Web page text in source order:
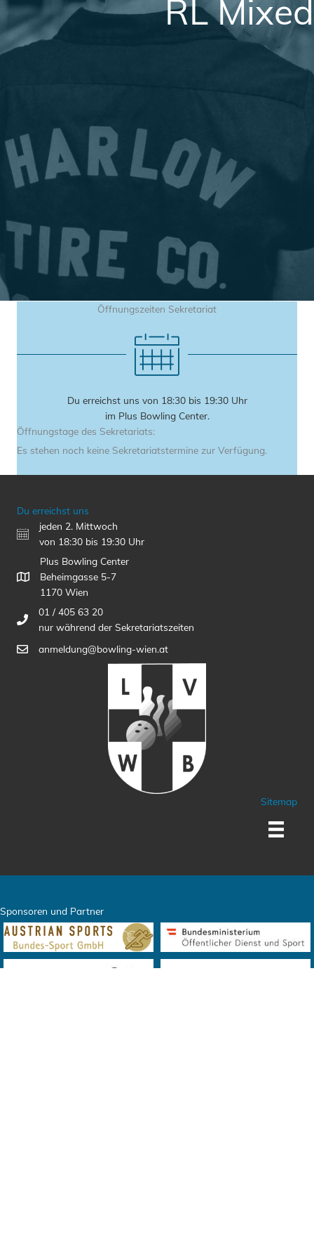
RL Mixed
Öffnungszeiten Sekretariat
Du erreichst uns von 18:30 bis 19:30 Uhr
im Plus Bowling Center.
Öffnungstage des Sekretariats:
Es stehen noch keine Sekretariatstermine zur Verfügung.
Du erreichst uns
jeden 2. Mittwoch
von 18:30 bis 19:30 Uhr
Plus Bowling Center
Beheimgasse 5-7
1170 Wien
01 / 405 63 20
nur während der Sekretariatszeiten
anmeldung@bowling-wien.at
Sitemap
Sponsoren und Partner